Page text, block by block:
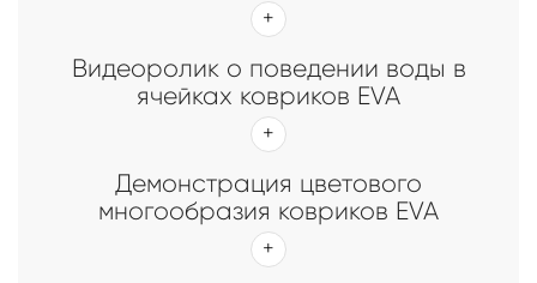
Видеоролик о поведении воды в
ячейках ковриков EVA
Демонстрация цветового
многообразия ковриков EVA